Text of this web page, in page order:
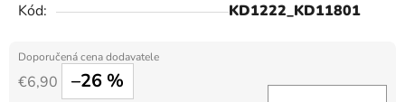
Kód:
KD1222_KD11801
€6,90 –26 %